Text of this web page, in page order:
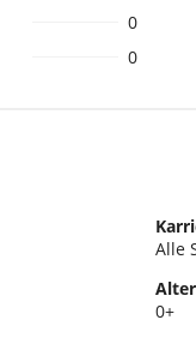
0
0
Alle
0+